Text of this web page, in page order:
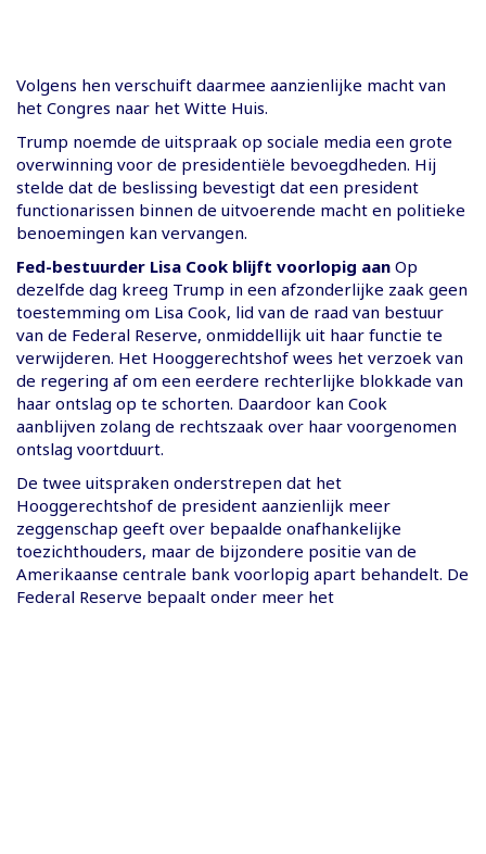
Volgens hen verschuift daarmee aanzienlijke macht van
het Congres naar het Witte Huis.
Trump noemde de uitspraak op sociale media een grote
overwinning voor de presidentiële bevoegdheden. Hij
stelde dat de beslissing bevestigt dat een president
functionarissen binnen de uitvoerende macht en politieke
benoemingen kan vervangen.
Fed-bestuurder Lisa Cook blijft voorlopig aan Op
dezelfde dag kreeg Trump in een afzonderlijke zaak geen
toestemming om Lisa Cook, lid van de raad van bestuur
van de Federal Reserve, onmiddellijk uit haar functie te
verwijderen. Het Hooggerechtshof wees het verzoek van
de regering af om een eerdere rechterlijke blokkade van
haar ontslag op te schorten. Daardoor kan Cook
aanblijven zolang de rechtszaak over haar voorgenomen
ontslag voortduurt.
De twee uitspraken onderstrepen dat het
Hooggerechtshof de president aanzienlijk meer
zeggenschap geeft over bepaalde onafhankelijke
toezichthouders, maar de bijzondere positie van de
Amerikaanse centrale bank voorlopig apart behandelt. De
Federal Reserve bepaalt onder meer het